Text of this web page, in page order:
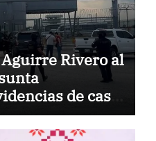
Rivero al
de caso